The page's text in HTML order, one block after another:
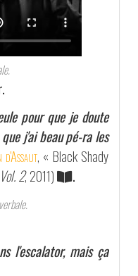
pour que je doute
j'ai beau pé-ra les
d'Assaut, « Black Shady
2, 2011) .
l'escalator, mais ça